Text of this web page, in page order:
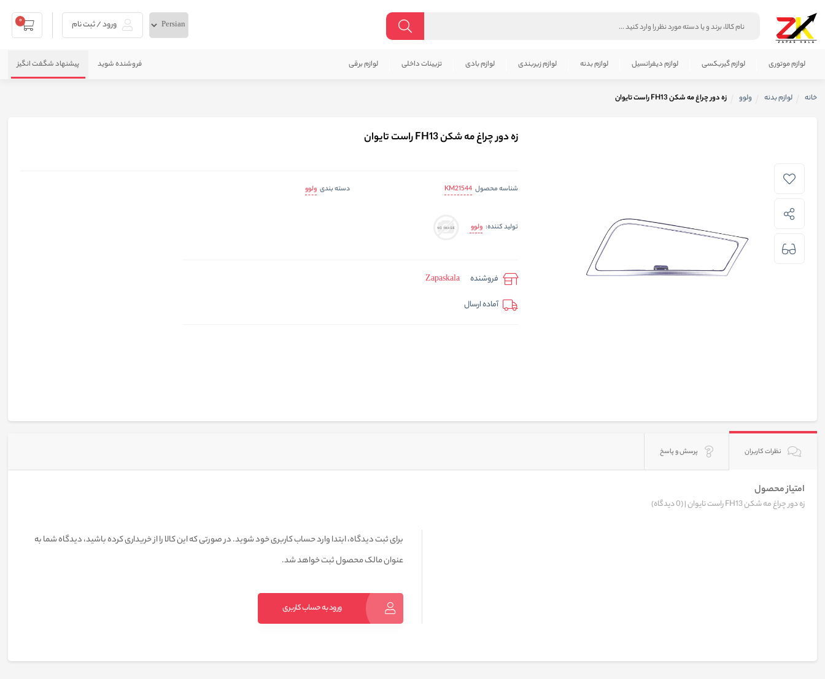
ورود / ثبت نام 0
لوازم موتوری لوازم گیربکسی لوازم دیفرانسیل لوازم بدنه لوازم زیربندی لوازم بادی تزیینات داخلی لوازم برقی فروشنده شوید پیشنهاد شگفت انگیز
خانه لوازم بدنه ولوو زه دور چراغ مه شکن FH13 راست تایوان
زه دور چراغ مه شکن FH13 راست تایوان
شناسه محصول KM21544 دسته بندی ولوو
تولید کننده: ولوو
فروشنده
Zapaskala
آماده ارسال
نظرات کاربران پرسش و پاسخ
امتیاز محصول
زه دور چراغ مه شکن FH13 راست تایوان | (0 دیدگاه)
برای ثبت دیدگاه، ابتدا وارد حساب کاربری خود شوید. در صورتی که این کالا را از خریداری کرده باشید، دیدگاه شما به
عنوان مالک محصول ثبت خواهد شد.
ورود به حساب کاربری